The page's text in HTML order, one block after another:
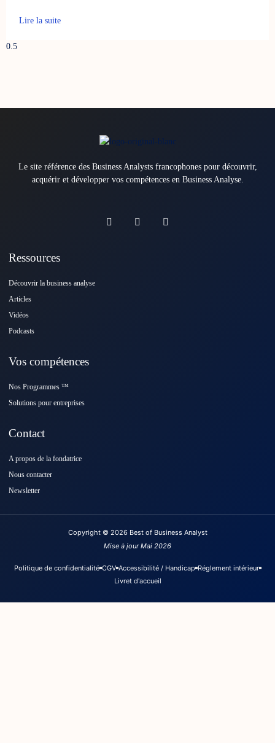
Lire la suite
Le site référence des Business Analysts francophones pour découvrir,
acquérir et développer vos compétences en Business Analyse.
Ressources
Découvrir la business analyse
Articles
Vidéos
Podcasts
Vos compétences
Nos Programmes ™️
Solutions pour entreprises
Contact
A propos de la fondatrice
Nous contacter
Newsletter
Copyright © 2026 Best of Business Analyst
Mise à jour Mai 2026
Politique de confidentialité CGV Accessibilité / Handicap Réglement intérieur
Livret d'accueil